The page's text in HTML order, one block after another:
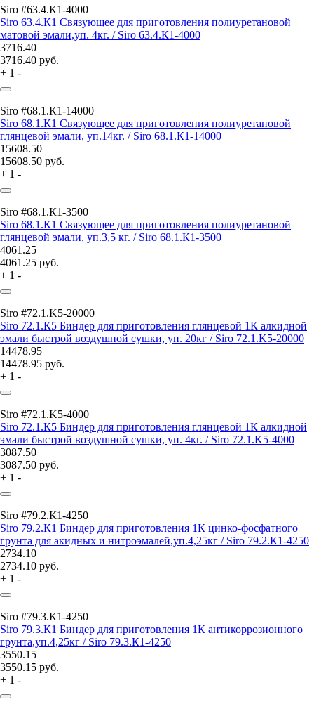
Siro #63.4.К1-4000
Siro 63.4.К1 Связующее для приготовления полиуретановой
матовой эмали,уп. 4кг. / Siro 63.4.К1-4000
3716.40
3716.40 руб.
+ 1 -
Siro #68.1.К1-14000
Siro 68.1.К1 Связующее для приготовления полиуретановой
глянцевой эмали, уп.14кг. / Siro 68.1.К1-14000
15608.50
15608.50 руб.
+ 1 -
Siro #68.1.К1-3500
Siro 68.1.К1 Связующее для приготовления полиуретановой
глянцевой эмали, уп.3,5 кг. / Siro 68.1.К1-3500
4061.25
4061.25 руб.
+ 1 -
Siro #72.1.K5-20000
Siro 72.1.К5 Биндер для приготовления глянцевой 1К алкидной
эмали быстрой воздушной сушки, уп. 20кг / Siro 72.1.K5-20000
14478.95
14478.95 руб.
+ 1 -
Siro #72.1.K5-4000
Siro 72.1.К5 Биндер для приготовления глянцевой 1К алкидной
эмали быстрой воздушной сушки, уп. 4кг. / Siro 72.1.K5-4000
3087.50
3087.50 руб.
+ 1 -
Siro #79.2.К1-4250
Siro 79.2.К1 Биндер для приготовления 1К цинко-фосфатного
грунта для акидных и нитроэмалей,уп.4,25кг / Siro 79.2.К1-4250
2734.10
2734.10 руб.
+ 1 -
Siro #79.3.К1-4250
Siro 79.3.К1 Биндер для приготовления 1К антикоррозионного
грунта,уп.4,25кг / Siro 79.3.К1-4250
3550.15
3550.15 руб.
+ 1 -